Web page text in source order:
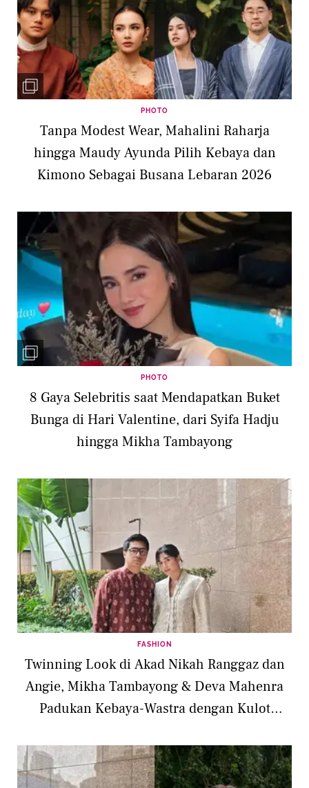
PHOTO
Tanpa Modest Wear, Mahalini Raharja
hingga Maudy Ayunda Pilih Kebaya dan
Kimono Sebagai Busana Lebaran 2026
PHOTO
8 Gaya Selebritis saat Mendapatkan Buket
Bunga di Hari Valentine, dari Syifa Hadju
hingga Mikha Tambayong
FASHION
Twinning Look di Akad Nikah Ranggaz dan
Angie, Mikha Tambayong & Deva Mahenra
Padukan Kebaya-Wastra dengan Kulot